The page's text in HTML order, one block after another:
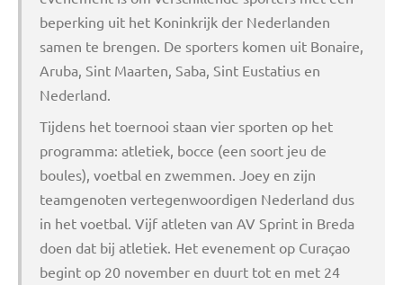
beperking uit het Koninkrijk der Nederlanden
samen te brengen. De sporters komen uit Bonaire,
Aruba, Sint Maarten, Saba, Sint Eustatius en
Nederland.
Tijdens het toernooi staan vier sporten op het
programma: atletiek, bocce (een soort jeu de
boules), voetbal en zwemmen. Joey en zijn
teamgenoten vertegenwoordigen Nederland dus
in het voetbal. Vijf atleten van AV Sprint in Breda
doen dat bij atletiek. Het evenement op Curaçao
begint op 20 november en duurt tot en met 24